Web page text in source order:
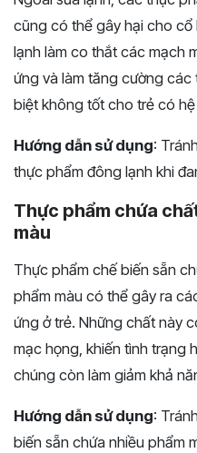
cũng có thể gây hại cho cổ
lạnh làm co thắt các mạch
ứng và làm tăng cường
biệt không tốt cho trẻ có
Hướng dẫn sử dụng:
thực phẩm đông lạnh khi
Thực phẩm chứa
màu
Thực phẩm chế biến sẵn
phẩm màu có thể gây ra
ứng ở trẻ. Những chất này
mạc họng, khiến tình trạng
chúng còn làm giảm khả
Hướng dẫn sử dụng:
biến sẵn chứa nhiều phẩm